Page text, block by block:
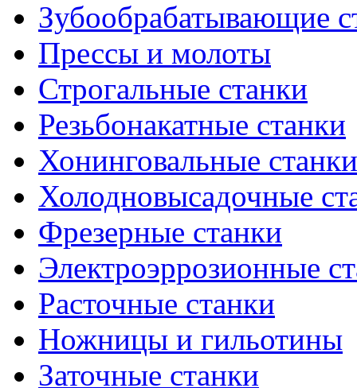
Зубообрабатывающие
Прессы и молоты
Строгальные станки
Резьбонакатные станки
Хонинговальные станки
Холодновысадочные
Фрезерные станки
Электроэррозионные
Расточные станки
Ножницы и гильотины
Заточные станки